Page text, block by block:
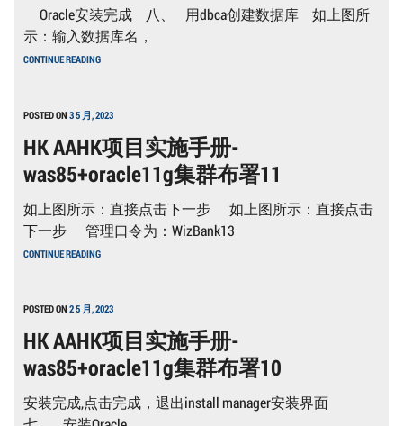
布
署
13
Oracle安装完成 八、 用dbca创建数据库 如上图所
示：输入数据库名，
CONTINUE READINGHK
AAHK
实
手
册-
WAS85+ORACLE11G
集
布
署
12
POSTED ON 3 5 月, 2023
HK AAHK项目实施手册-
was85+oracle11g集群布署11
如上图所示：直接点击下一步 如上图所示：直接点击
下一步 管理口令为：WizBank13
CONTINUE READING
AAHK
实
手
册-
WAS85+ORACLE11G
集
布
署
POSTED ON 2 5 月, 2023
HK AAHK项目实施手册-
was85+oracle11g集群布署10
安装完成,点击完成，退出install manager安装界面